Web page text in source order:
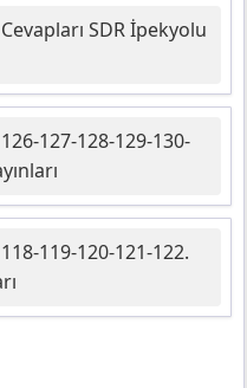
SDR İpekyolu
127-128-129-130-
119-120-121-122.